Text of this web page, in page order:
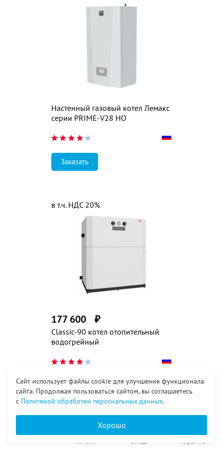
Настенный газовый котел Лемакс
серии PRIME-V28 НО
Заказать
Classic-90 котел отопительный
водогрейный
177 600 ₽
в т.ч. НДС 20%
Заказать
в т.ч. НДС 20%
Сайт использует файлы cookie для улучшения функционала
сайта. Продолжая пользоваться сайтом, вы соглашаетесь
с Политикой обработки персональных данных.
Хорошо